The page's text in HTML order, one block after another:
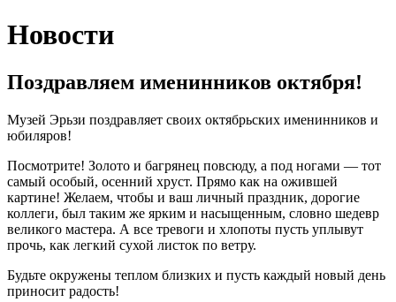
Новости
Поздравляем именинников октября!
Музей Эрьзи поздравляет своих октябрьских именинников и
юбиляров!
Посмотрите! Золото и багрянец повсюду, а под ногами — тот
самый особый, осенний хруст. Прямо как на ожившей
картине! Желаем, чтобы и ваш личный праздник, дорогие
коллеги, был таким же ярким и насыщенным, словно шедевр
великого мастера. А все тревоги и хлопоты пусть уплывут
прочь, как легкий сухой листок по ветру.
Будьте окружены теплом близких и пусть каждый новый день
приносит радость!